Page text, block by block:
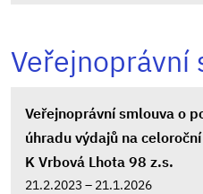
Veřejnoprávní
Veřejnoprávní smlouva o
úhradu výdajů na
K Vrbová Lhota 98 z.s.
21.2.2023 – 21.1.2026